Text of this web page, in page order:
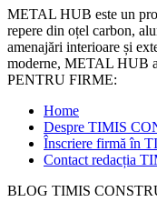
METAL HUB este un
repere din oțel carbon,
amenajări interioare și
moderne, METAL HUB
PENTRU FIRME:
Home
Despre TIMIS
Înscriere firmă în
Contact redacția
BLOG TIMIS